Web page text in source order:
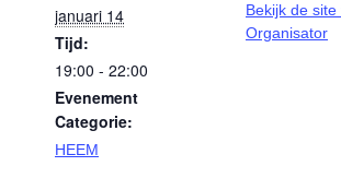
januari 14
Tijd:
19:00 - 22:00
Evenement
Categorie:
HEEM
Bekijk de site
Organisator